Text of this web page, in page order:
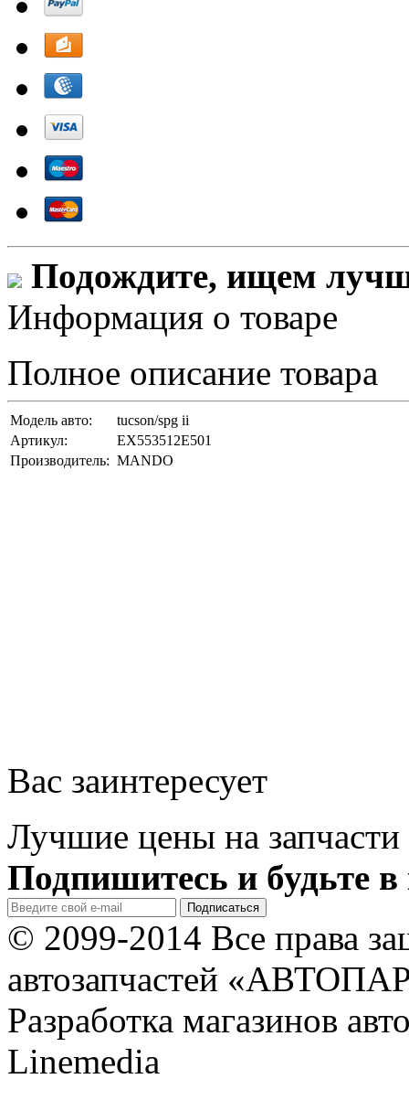
Подождите, ищем
Информация о товаре
Полное описание товара
Модель авто:
tucson/spg ii
Артикул:
EX553512E501
Производитель: MANDO
Вас заинтересует
Лучшие цены на запчасти
Подпишитесь и будьте в
© 2099-2014 Все права
автозапчастей
Разработка магазинов
Linemedia